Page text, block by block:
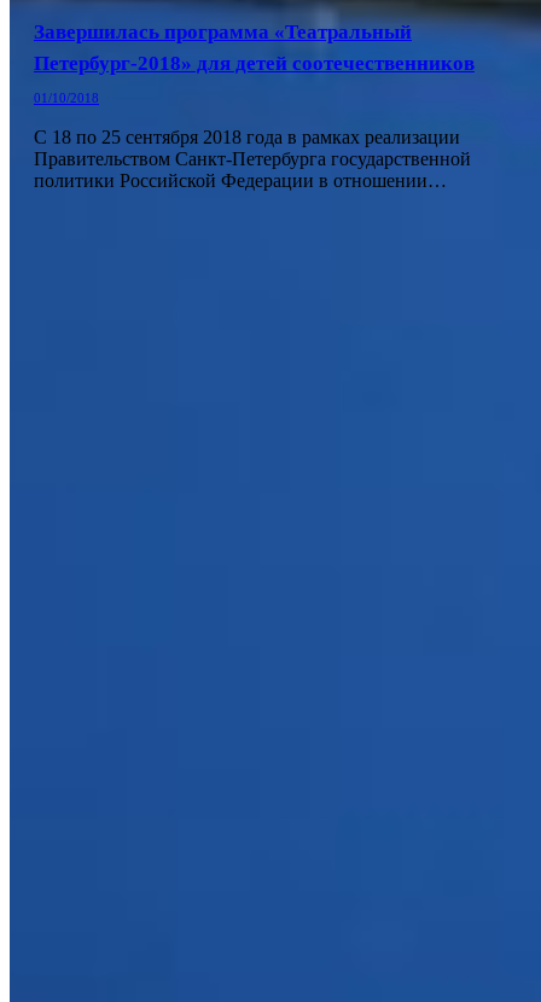
Завершилась программа «Театральный
Петербург-2018» для детей соотечественников
01/10/2018
С 18 по 25 сентября 2018 года в рамках реализации
Правительством Санкт-Петербурга государственной
политики Российской Федерации в отношении…